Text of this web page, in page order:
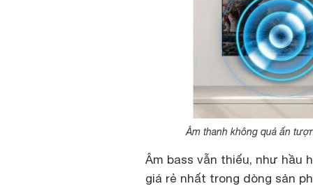
Âm thanh không quá ấn
Âm bass vẫn thiếu, như hầu
giá rẻ nhất trong dòng sản